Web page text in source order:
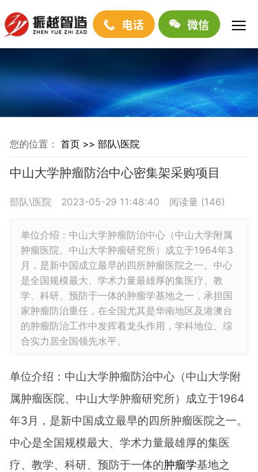
电话 微信
您的位置： 首页 >> 部队\医院
中山大学肿瘤防治中心密集架采购项目
部队\医院 2023-05-29 11:48:40 阅读量 (146)
单位介绍：中山大学肿瘤防治中心（中山大学附属
肿瘤医院、中山大学肿瘤研究所）成立于1964年3
月，是新中国成立最早的四所肿瘤医院之一。中心
是全国规模最大、学术力量最雄厚的集医疗、教
学、科研、预防于一体的肿瘤学基地之一，承担国
家肿瘤防治重任，在全国尤其是华南地区及港澳台
的肿瘤防治工作中发挥着龙头作用，学科地位、综
合实力居全国领先水平。
单位介绍：中山大学肿瘤防治中心（中山大学附
属肿瘤医院、中山大学肿瘤研究所）成立于1964
年3月，是新中国成立最早的四所肿瘤医院之一。
中心是全国规模最大、学术力量最雄厚的集医
疗、教学、科研、预防于一体的肿瘤学基地之